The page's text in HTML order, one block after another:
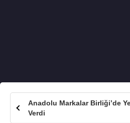
Anadolu Markalar Birliği’de
Verdi